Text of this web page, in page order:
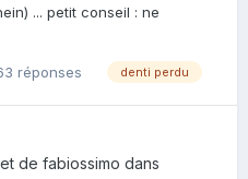
... petit conseil : ne
réponses denti perdu
de fabiossimo dans